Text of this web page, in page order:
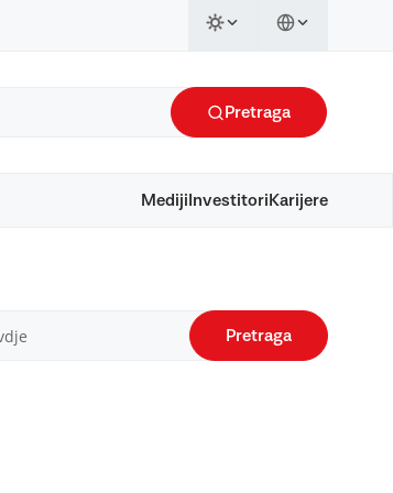
Pretraga
Mediji Investitori Karijere
Pretraga